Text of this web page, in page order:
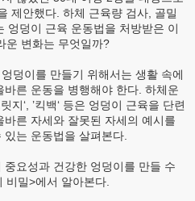
제안했다. 하체 근육량 검사, 골밀
엉덩이 근육 운동법을 처방받은 이
운 변화는 무엇일까?
덩이를 만들기 위해서는 생활 속에
른 운동을 병행해야 한다. 하체운
지‘, ’킥백‘ 등은 엉덩이 근육을 단련
른 자세와 잘못된 자세의 예시를
는 운동법을 살펴본다.
요성과 건강한 엉덩이를 만들 수
비밀>에서 알아본다.